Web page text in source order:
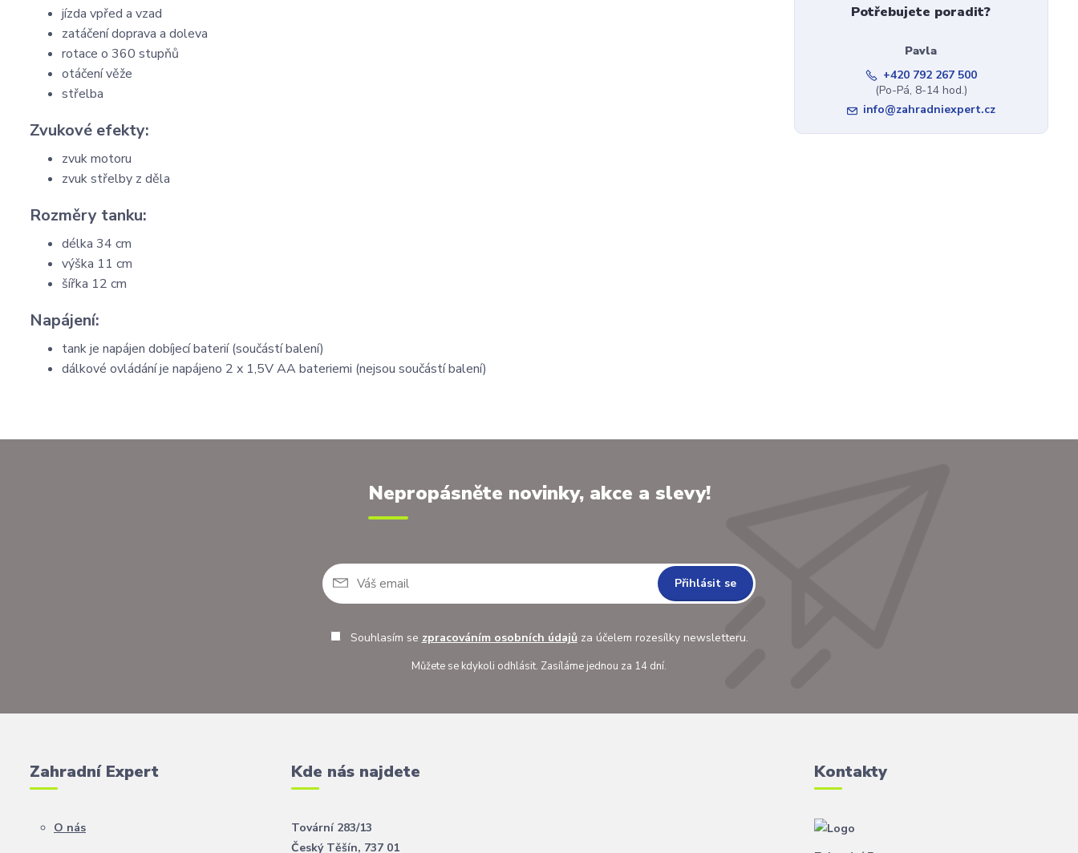
jízda vpřed a vzad
zatáčení doprava a doleva
rotace o 360 stupňů
otáčení věže
střelba
Zvukové efekty:
zvuk motoru
zvuk střelby z děla
Rozměry tanku:
délka 34 cm
výška 11 cm
šířka 12 cm
Napájení:
tank je napájen dobíjecí baterií (součástí balení)
dálkové ovládání je napájeno 2 x 1,5V AA bateriemi (nejsou součástí balení)
Potřebujete poradit?
Pavla
+420 792 267 500
(Po-Pá, 8-14 hod.)
info@zahradniexpert.cz
Nepropásněte novinky, akce a slevy!
Přihlásit se
Souhlasím se zpracováním osobních údajůza účelem rozesílky newsletteru.
Můžete se kdykoli odhlásit. Zasíláme jednou za 14 dní.
Zahradní Expert
O nás
Kde nás najdete
Tovární 283/13
Český Těšín, 737 01
Kontakty